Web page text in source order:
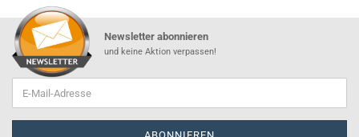
Newsletter abonnieren
und keine Aktion verpassen!